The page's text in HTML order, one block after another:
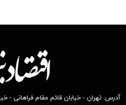
آدرس: تهران - خیابان قائم مقام فراهانی